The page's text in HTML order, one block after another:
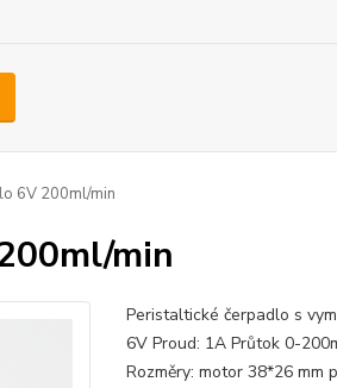
6V 200ml/min
min
Peristaltické čerpadlo s
6V Proud: 1A Průtok 0-
Rozměry: motor 38*26 mm